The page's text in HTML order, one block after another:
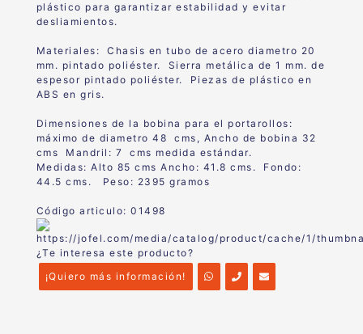
plástico para garantizar estabilidad y evitar
desliamientos.
Materiales: Chasis en tubo de acero diametro 20
mm. pintado poliéster. Sierra metálica de 1 mm. de
espesor pintado poliéster. Piezas de plástico en
ABS en gris.
Dimensiones de la bobina para el portarollos:
máximo de diametro 48 cms, Ancho de bobina 32
cms Mandril: 7 cms medida estándar.
Medidas: Alto 85 cms Ancho: 41.8 cms. Fondo:
44.5 cms. Peso: 2395 gramos
Código articulo: 01498
¿Te interesa este producto?
¡Quiero más información!